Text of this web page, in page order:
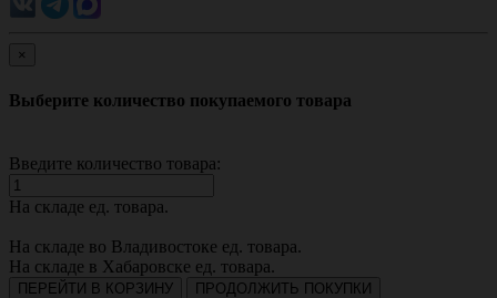
×
Выберите количество покупаемого товара
Введите количество товара:
На складе ед. товара.
На складе во Владивостоке ед. товара.
На складе в Хабаровске ед. товара.
ПЕРЕЙТИ В КОРЗИНУ
ПРОДОЛЖИТЬ ПОКУПКИ